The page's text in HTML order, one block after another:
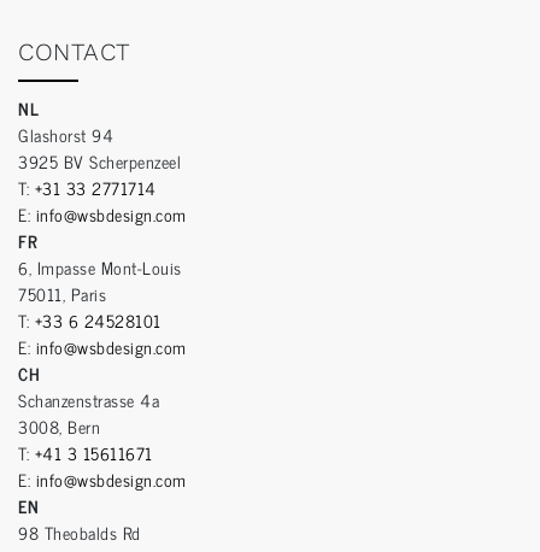
CONTACT
NL
Glashorst 94
3925 BV Scherpenzeel
T: +31 33 2771714
E: info@wsbdesign.com
FR
6, Impasse Mont-Louis
75011, Paris
T: +33 6 24528101
E: info@wsbdesign.com
CH
Schanzenstrasse 4a
3008, Bern
T: +41 3 15611671
E: info@wsbdesign.com
EN
98 Theobalds Rd